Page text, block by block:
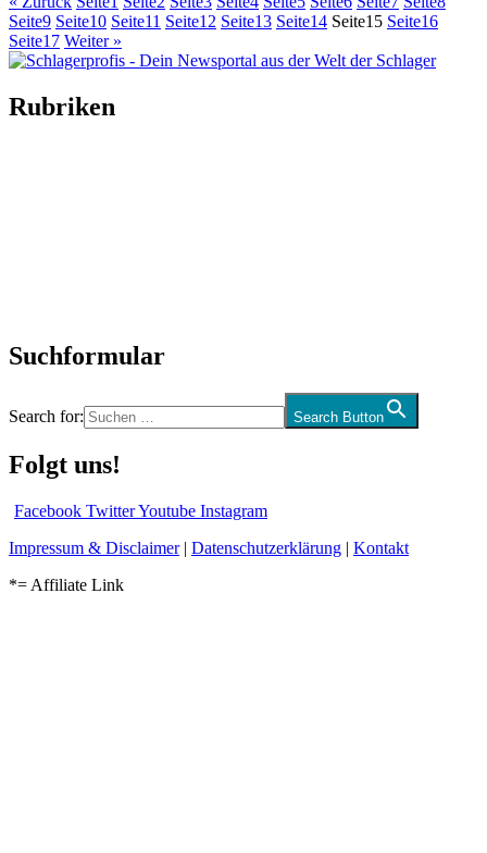
Seite9 Seite10 Seite11 Seite12 Seite13 Seite14 Seite15 Seite16
Seite17 Weiter »
Rubriken
Suchformular
Search for: Search Button
Folgt uns!
Facebook TwitterYoutube Instagram
Impressum & Disclaimer| Datenschutzerklärung | Kontakt
*= Affiliate Link